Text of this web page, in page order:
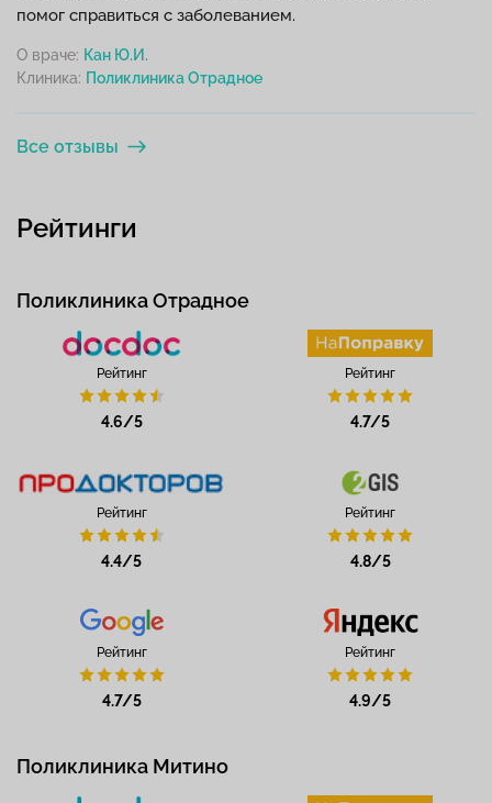
помог справиться с заболеванием.
О враче: Кан Ю.И.
Клиника:
Все отзывы
Рейтинги
Поликлиника Отрадное
Рейтинг
4.6/5
Рейтинг
4.7/5
Рейтинг
4.4/5
Рейтинг
4.8/5
Рейтинг
4.7/5
Рейтинг
4.9/5
Поликлиника Митино